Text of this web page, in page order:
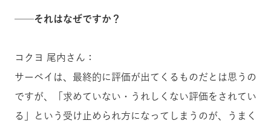
──それはなぜですか？
コクヨ 尾内さん：
サーベイは、最終的に評価が出てくるものだとは思うの
ですが、「求めていない・うれしくない評価をされてい
る」という受け止められ方になってしまうのが、うまく